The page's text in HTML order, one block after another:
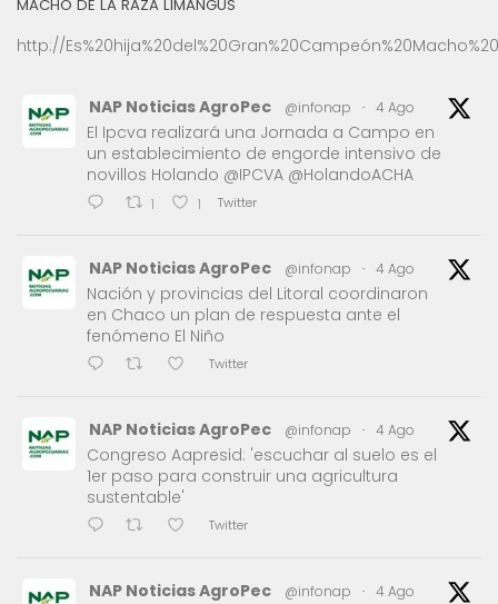
MACHO DE LA RAZA LIMANGUS
http://
NAP Noticias AgroPec @infonap · 4 Ago
El Ipcva realizará una Jornada a Campo en
un establecimiento de engorde intensivo de
novillos Holando @IPCVA @HolandoACHA
1 1 Twitter
NAP Noticias AgroPec @infonap · 4 Ago
Nación y provincias del Litoral coordinaron
en Chaco un plan de respuesta ante el
fenómeno El Niño
Twitter
NAP Noticias AgroPec @infonap · 4 Ago
Congreso Aapresid: 'escuchar al suelo es el
1er paso para construir una agricultura
sustentable'
Twitter
NAP Noticias AgroPec @infonap · 4 Ago